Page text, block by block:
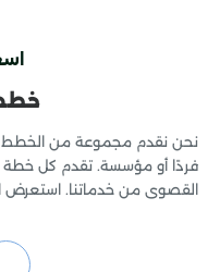
خطط
نحن نقدم مجموعة من الخطط
فردًا أو مؤسسة. تقدم كل خطة
القصوى من خدماتنا. استعرض